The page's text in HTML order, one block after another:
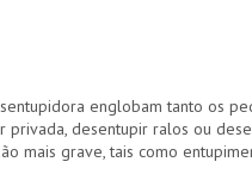
englobam tanto os
desentupir ralos ou
mais grave, tais como